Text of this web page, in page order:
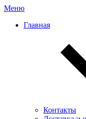
Меню
Главная
Контакты